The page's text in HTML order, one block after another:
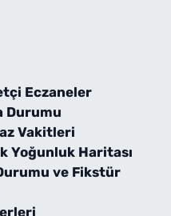
Eczaneler
Durumu
Vakitleri
Yoğunluk Haritası
ve Fikstür